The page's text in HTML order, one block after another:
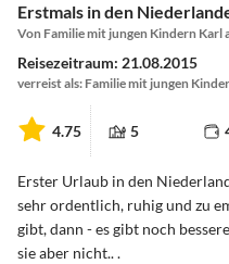
Erstmals in den
Von Familie mit jungen Kindern Karl
Reisezeitraum: 21.08.2015
verreist als: Familie mit jungen
4.75 5
Erster Urlaub in den
sehr ordentlich, ruhig und zu
gibt, dann - es gibt noch
sie aber nicht.. .